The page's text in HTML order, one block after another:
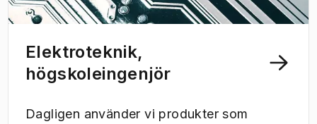
Elektroteknik,
högskoleingenjör
Dagligen använder vi produkter som